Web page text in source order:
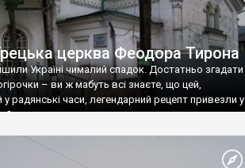
церква Феодора Тирона
Україні чималий спадок. Достатньо згадати
– ви ж мабуть всі знаєте, що цей,
у радянські часи, легендарний рецепт привезли у